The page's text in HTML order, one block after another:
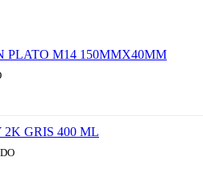
PLATO M14 150MMX40MM
GRIS 400 ML